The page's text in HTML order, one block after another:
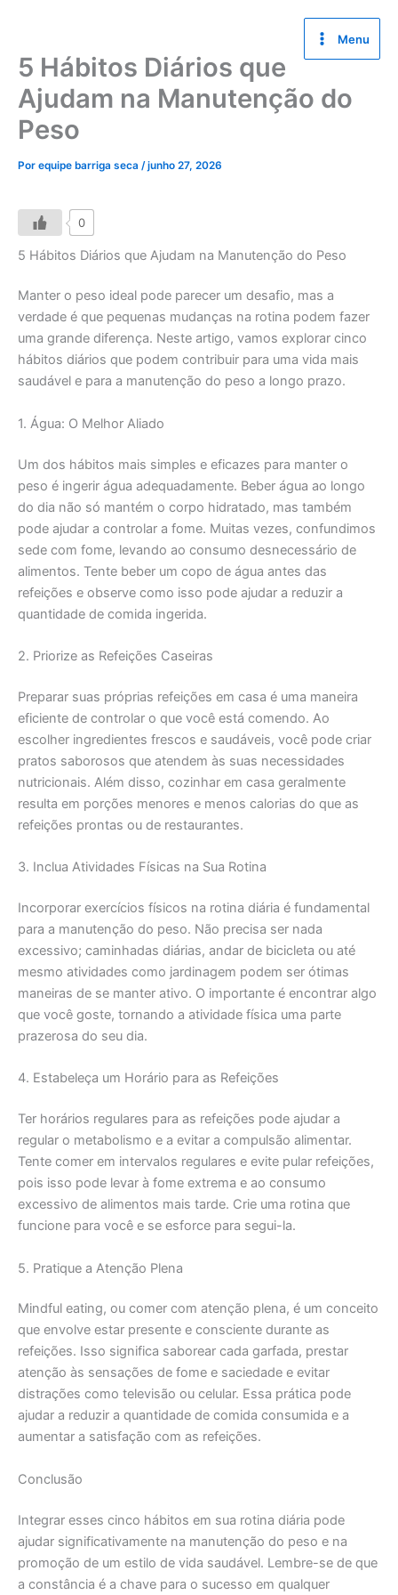
conteúdo
Menu
5 Hábitos Diários que
Ajudam na Manutenção do
Peso
Por equipe barriga seca /junho 27, 2026
0
5 Hábitos Diários que Ajudam na Manutenção do Peso
Manter o peso ideal pode parecer um desafio, mas a
verdade é que pequenas mudanças na rotina podem fazer
uma grande diferença. Neste artigo, vamos explorar cinco
hábitos diários que podem contribuir para uma vida mais
saudável e para a manutenção do peso a longo prazo.
1. Água: O Melhor Aliado
Um dos hábitos mais simples e eficazes para manter o
peso é ingerir água adequadamente. Beber água ao longo
do dia não só mantém o corpo hidratado, mas também
pode ajudar a controlar a fome. Muitas vezes, confundimos
sede com fome, levando ao consumo desnecessário de
alimentos. Tente beber um copo de água antes das
refeições e observe como isso pode ajudar a reduzir a
quantidade de comida ingerida.
2. Priorize as Refeições Caseiras
Preparar suas próprias refeições em casa é uma maneira
eficiente de controlar o que você está comendo. Ao
escolher ingredientes frescos e saudáveis, você pode criar
pratos saborosos que atendem às suas necessidades
nutricionais. Além disso, cozinhar em casa geralmente
resulta em porções menores e menos calorias do que as
refeições prontas ou de restaurantes.
3. Inclua Atividades Físicas na Sua Rotina
Incorporar exercícios físicos na rotina diária é fundamental
para a manutenção do peso. Não precisa ser nada
excessivo; caminhadas diárias, andar de bicicleta ou até
mesmo atividades como jardinagem podem ser ótimas
maneiras de se manter ativo. O importante é encontrar algo
que você goste, tornando a atividade física uma parte
prazerosa do seu dia.
4. Estabeleça um Horário para as Refeições
Ter horários regulares para as refeições pode ajudar a
regular o metabolismo e a evitar a compulsão alimentar.
Tente comer em intervalos regulares e evite pular refeições,
pois isso pode levar à fome extrema e ao consumo
excessivo de alimentos mais tarde. Crie uma rotina que
funcione para você e se esforce para segui-la.
5. Pratique a Atenção Plena
Mindful eating, ou comer com atenção plena, é um conceito
que envolve estar presente e consciente durante as
refeições. Isso significa saborear cada garfada, prestar
atenção às sensações de fome e saciedade e evitar
distrações como televisão ou celular. Essa prática pode
ajudar a reduzir a quantidade de comida consumida e a
aumentar a satisfação com as refeições.
Conclusão
Integrar esses cinco hábitos em sua rotina diária pode
ajudar significativamente na manutenção do peso e na
promoção de um estilo de vida saudável. Lembre-se de que
a constância é a chave para o sucesso em qualquer